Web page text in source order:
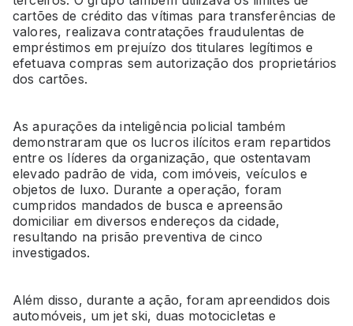
cartões de crédito das vítimas para transferências de
valores, realizava contratações fraudulentas de
empréstimos em prejuízo dos titulares legítimos e
efetuava compras sem autorização dos proprietários
dos cartões.
As apurações da inteligência policial também
demonstraram que os lucros ilícitos eram repartidos
entre os líderes da organização, que ostentavam
elevado padrão de vida, com imóveis, veículos e
objetos de luxo. Durante a operação, foram
cumpridos mandados de busca e apreensão
domiciliar em diversos endereços da cidade,
resultando na prisão preventiva de cinco
investigados.
Além disso, durante a ação, foram apreendidos dois
automóveis, um jet ski, duas motocicletas e